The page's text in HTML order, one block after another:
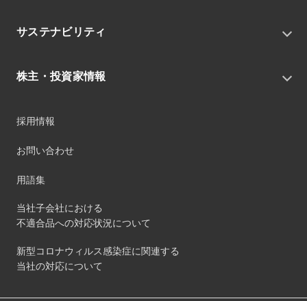
中期経営戦略
役員
事業
トピックス
IRニュース
サステナビリティ
環境
ガバナンス
マテリアリティ
サステナビリティデータ
第三者保証
社外団体への加盟
社外からの評価
株主・投資家情報
財務ハイライト
IRカレンダー
個人投資家のみなさまへ
採用情報
お問い合わせ
用語集
当社子会社における
不適合品への対応状況について
新型コロナウィルス感染症に関連する
当社の対応について